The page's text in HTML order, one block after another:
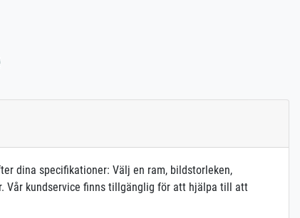
dina specifikationer: Välj en ram, bildstorleken,
Vår kundservice finns tillgänglig för att hjälpa till att